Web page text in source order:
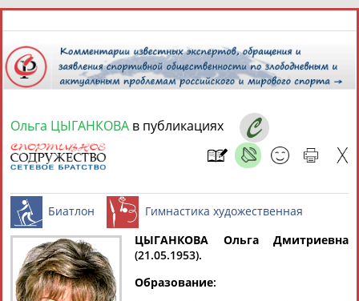
8 августа 2026 года,06:22
Найдено: 13181 Расширенный поиск
Аслаудин
АБАЕВ
Елена
АБАИМОВА
Мария
АБАКУМОВА
Ольга ЦЫГАНКОВА в публикациях
Биатлон Гимнастика
ЦЫГАНКОВА Ольга Дмитриевна
(21.05.1953).
Образование: